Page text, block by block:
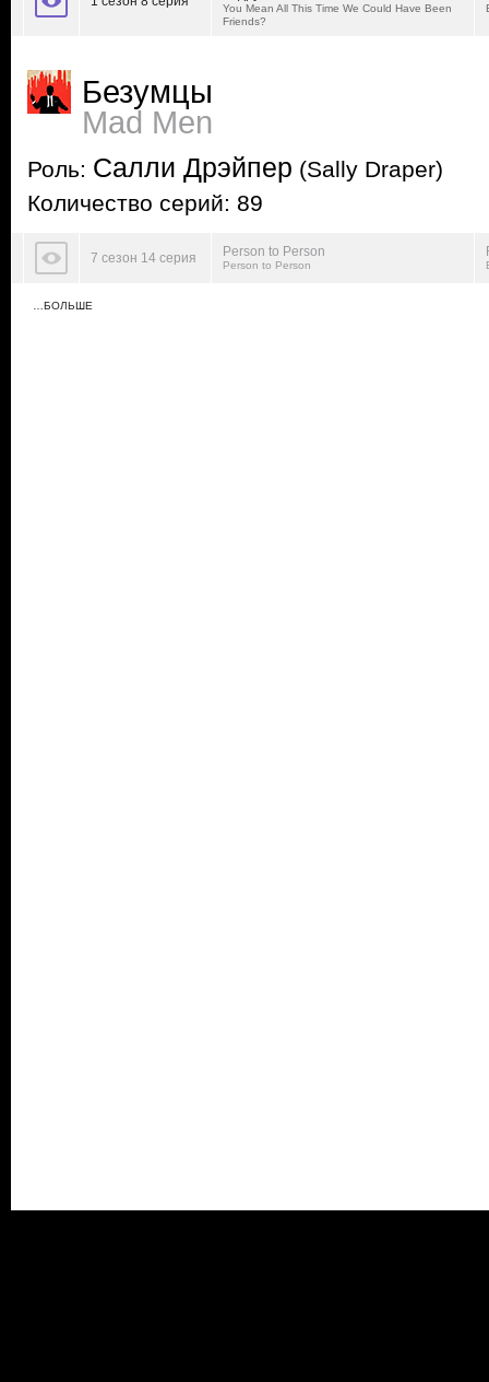
You Mean All This Time We Could Have Been
Friends?
Безумцы
Mad Men
Роль: Салли Дрэйпер (Sally Draper)
Количество серий: 89
7 сезон 14 серия Person to Person
Person to Person
…БОЛЬШЕ